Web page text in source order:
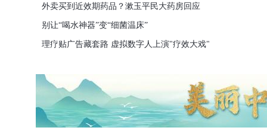
外卖买到近效期药品？漱玉平民大药房回应
别让“喝水神器”变“细菌温床”
理疗贴广告藏套路 虚拟数字人上演"疗效大戏"